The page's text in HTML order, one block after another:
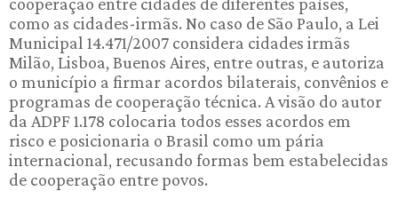
como as cidades-irmãs. No caso de São Paulo, a Lei
Municipal 14.471/2007 considera cidades irmãs
Milão, Lisboa, Buenos Aires, entre outras, e autoriza
o município a firmar acordos bilaterais, convênios e
programas de cooperação técnica. A visão do autor
da ADPF 1.178 colocaria todos esses acordos em
risco e posicionaria o Brasil como um pária
internacional, recusando formas bem estabelecidas
de cooperação entre povos.